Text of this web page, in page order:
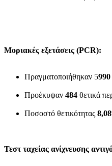
Μοριακές εξετάσεις (PCR):
Πραγματοποιήθηκαν 5990
Προέκυψαν 484 θετικά
Ποσοστό θετικότητας 8,08
Τεστ ταχείας ανίχνευσης